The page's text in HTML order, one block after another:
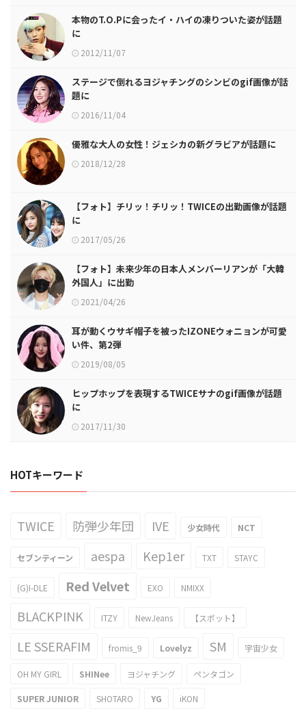
本物のT.O.Pに会ったイ・ハイの凍りついた姿が話題
に
2012/11/07
ステージで倒れるヨジャチングのシンビのgif画像が話
題に
2016/11/04
優雅な大人の女性！ジェシカの新グラビアが話題に
2018/12/28
【フォト】チリッ！チリッ！TWICEの出勤画像が話題
に
2017/05/26
【フォト】未来少年の日本人メンバーリアンが「大韓
外国人」に出勤
2021/04/26
耳が動くウサギ帽子を被ったIZONEウォニョンが可愛
い件、第2弾
2019/08/05
ヒップホップを表現するTWICEサナのgif画像が話題
に
2017/11/30
HOTキーワード
TWICE 防弾少年団 IVE 少女時代 NCT
セブンティーン aespa Kep1er TXT STAYC
(G)I-DLE Red Velvet EXO NMIXX
BLACKPINK ITZY NewJeans 【スポット】
LE SSERAFIM fromis_9 Lovelyz SM 宇宙少女
OH MY GIRL SHINee ヨジャチング ペンタゴン
SUPER JUNIOR SHOTARO YG iKON